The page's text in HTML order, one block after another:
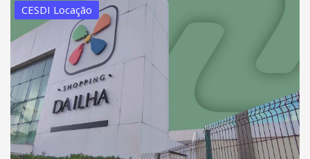
CESDI Locação